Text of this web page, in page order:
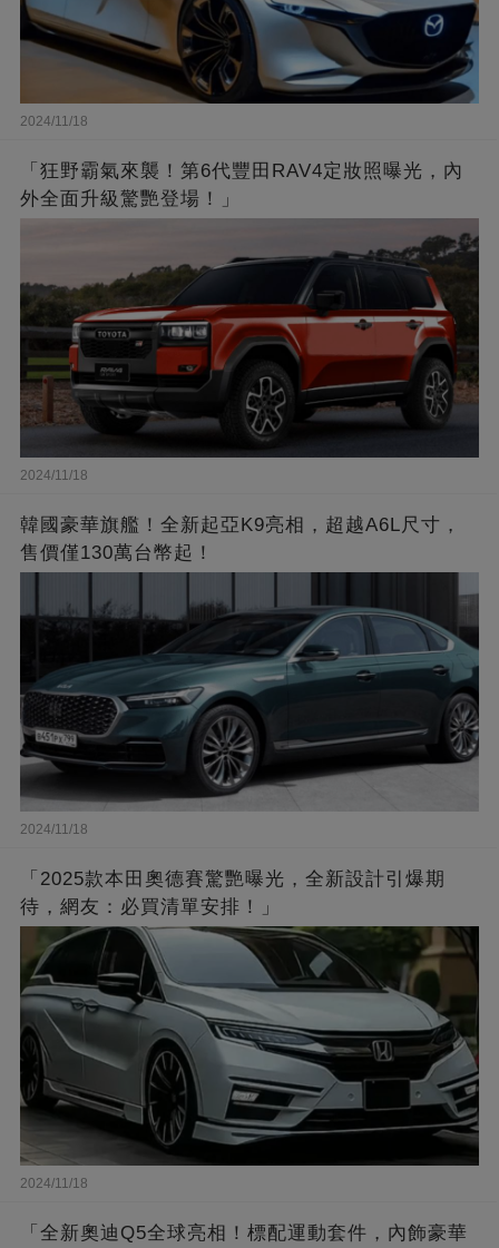
2024/11/18
「狂野霸氣來襲！第6代豐田RAV4定妝照曝光，內
外全面升級驚艷登場！」
2024/11/18
韓國豪華旗艦！全新起亞K9亮相，超越A6L尺寸，
售價僅130萬台幣起！
2024/11/18
「2025款本田奧德賽驚艷曝光，全新設計引爆期
待，網友：必買清單安排！」
2024/11/18
「全新奧迪Q5全球亮相！標配運動套件，內飾豪華